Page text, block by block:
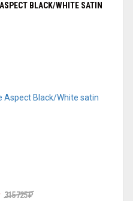
BLACK/WHITE SATIN
315 725₽